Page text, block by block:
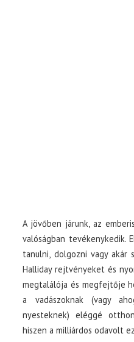
A jövőben járunk, az
valóságban tevékenykedik.
tanulni, dolgozni vagy akár
Halliday rejtvényeket és
megtalálója és megfejtője
a vadászoknak (vagy
nyesteknek) eléggé
hiszen a milliárdos odavolt